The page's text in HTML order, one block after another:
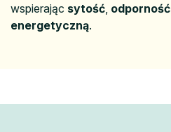
wspierając sytość odporność
energetyczną.